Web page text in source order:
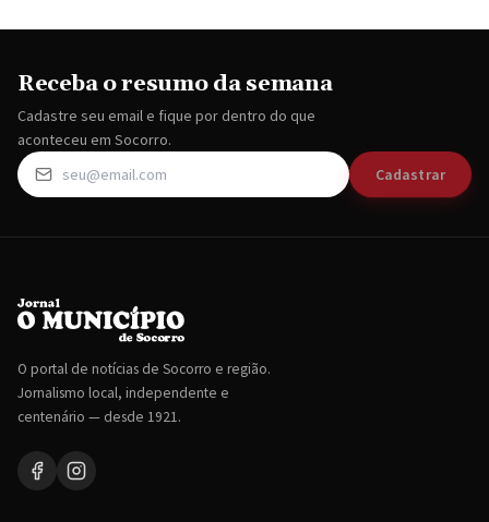
Receba o resumo da semana
Cadastre seu email e fique por dentro do que
aconteceu em Socorro.
Cadastrar
O portal de notícias de Socorro e região.
Jornalismo local, independente e
centenário — desde 1921.